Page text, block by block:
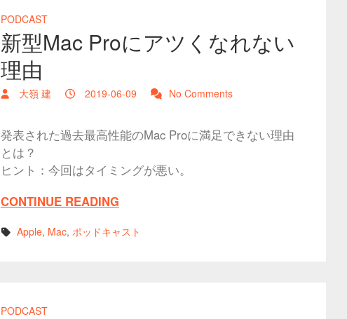
PODCAST
新型Mac Proにアツくなれない
理由
大嶺 建 2019-06-09 No Comments
発表された過去最高性能のMac Proに満足できない理由
とは？
ヒント：今回はタイミングが悪い。
CONTINUE READING
Apple, Mac, ポッドキャスト
PODCAST